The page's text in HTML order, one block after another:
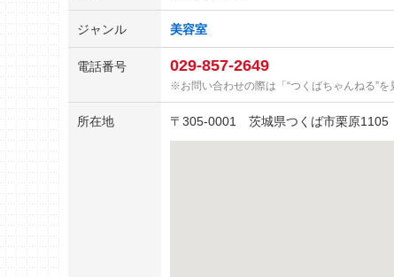
ジャンル 美容室
電話番号 029-857-2649
お問い合わせの際は「“つくばちゃんねる”
所在地 〒 305-0001 茨城県つくば市栗原1105